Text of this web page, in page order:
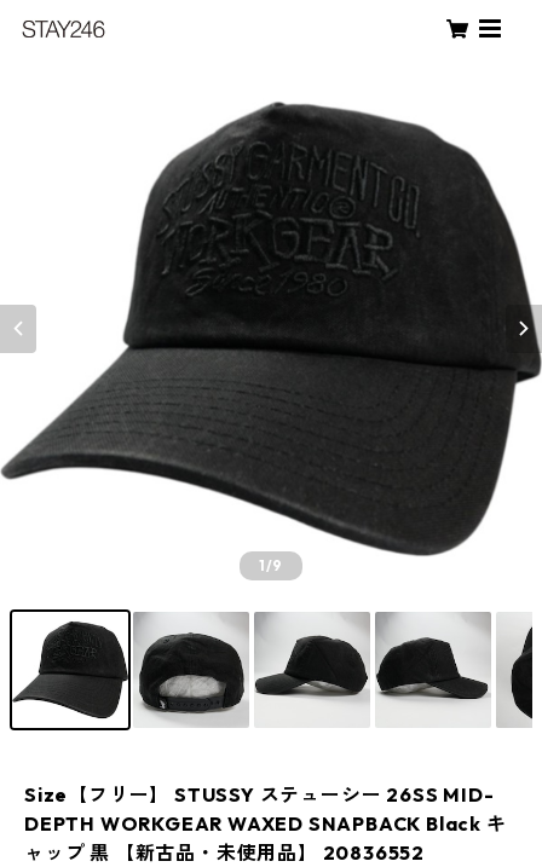
1/9
Size【フリー】 STUSSY ステューシー 26SS MID-
DEPTH WORKGEAR WAXED SNAPBACK Black キ
ャップ 黒 【新古品・未使用品】 20836552